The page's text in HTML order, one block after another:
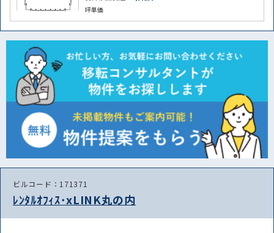
坪単価
ビルコード：171371
ﾚﾝﾀﾙｵﾌｨｽ･xLINK丸の内